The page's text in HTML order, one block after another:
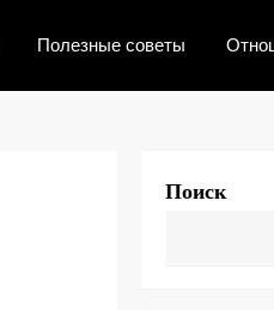
Полезные советы
Поиск